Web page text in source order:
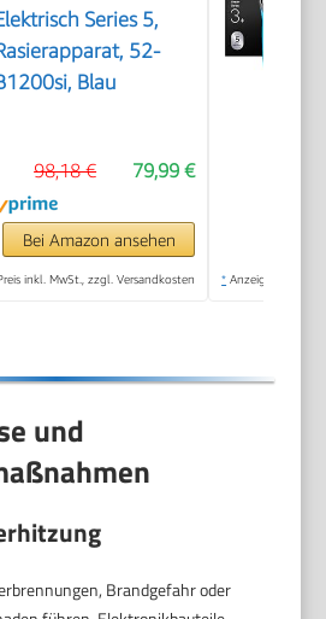
Series 5,
52-
Blau
79,99 €
98,18 €
Bei Amazon ansehen
inkl. MwSt., zzgl. Versandkosten * Anzeige
und
Brandgefahr oder